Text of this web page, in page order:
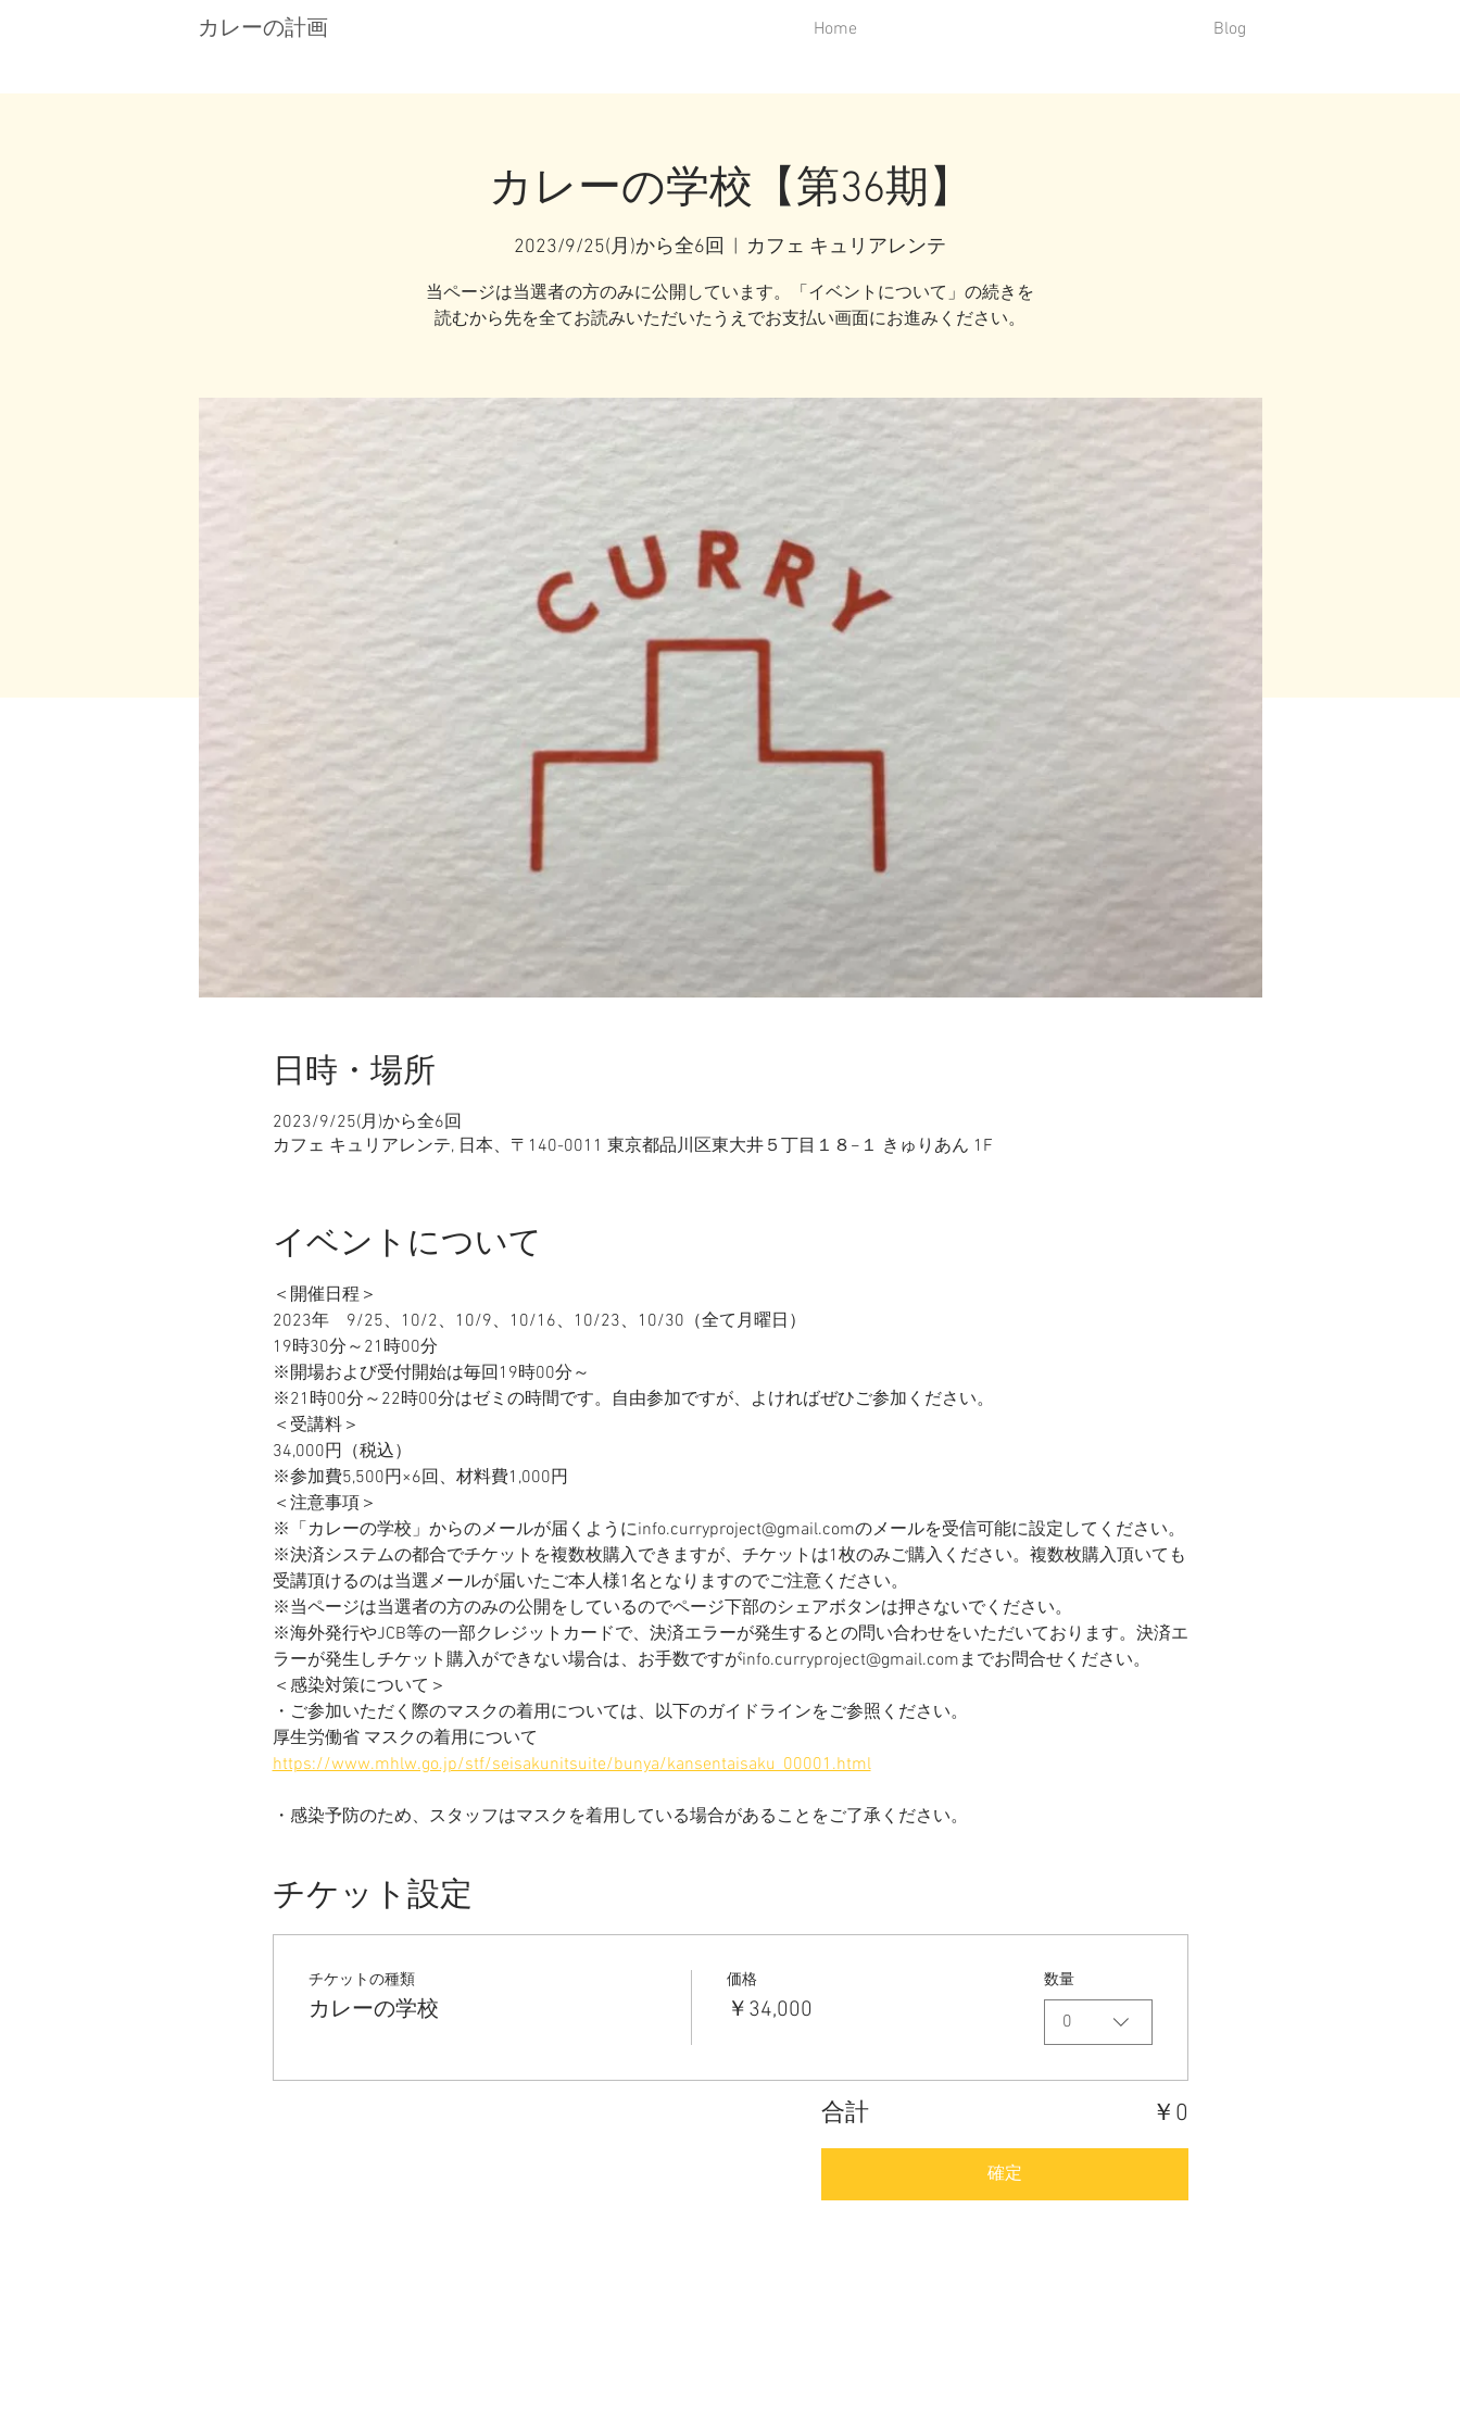
カレーの計画 Home Blog
カレーの学校【第36期】
2023/9/25(月)から全6回 カフェ キュリアレンテ
当ページは当選者の方のみに公開しています。「イベントについて」の続きを
読むから先を全てお読みいただいたうえでお支払い画面にお進みください。
日時・場所
2023/9/25(月)から全6回
カフェ キュリアレンテ, 日本、〒140-0011 東京都品川区東大井５丁目１８−１ きゅりあん 1F
イベントについて
＜開催日程＞
2023年　9/25、10/2、10/9、10/16、10/23、10/30（全て月曜日）
19時30分～21時00分
※開場および受付開始は毎回19時00分～
※21時00分～22時00分はゼミの時間です。自由参加ですが、よければぜひご参加ください。
＜受講料＞
34,000円（税込）
※参加費5,500円×6回、材料費1,000円
＜注意事項＞
​※「カレーの学校」からのメールが届くようにinfo.curryproject@gmail.comのメールを受信可能に設定してください。
※決済システムの都合でチケットを複数枚購入できますが、チケットは1枚のみご購入ください。複数枚購入頂いても
受講頂けるのは当選メールが届いたご本人様1名となりますのでご注意ください。
※当ページは当選者の方のみの公開をしているのでページ下部のシェアボタンは押さないでください。
※海外発行やJCB等の一部クレジットカードで、決済エラーが発生するとの問い合わせをいただいております。決済エ
ラーが発生しチケット購入ができない場合は、お手数ですがinfo.curryproject@gmail.comまでお問合せください。
＜感染対策について＞
・ご参加いただく際のマスクの着用については、以下のガイドラインをご参照ください。
厚生労働省 マスクの着用について
https://www.mhlw.go.jp/stf/seisakunitsuite/bunya/kansentaisaku_00001.html
・感染予防のため、スタッフはマスクを着用している場合があることをご了承ください。
チケット設定
チケットの種類
カレーの学校
価格
￥34,000
数量
0
合計 ￥0
確定